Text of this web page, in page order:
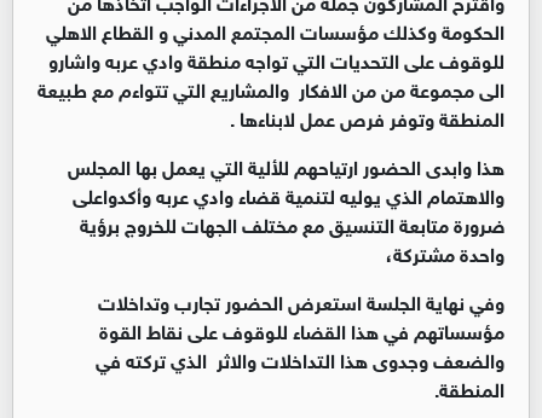
الحكومة وكذلك مؤسسات المجتمع المدني و القطاع الاهلي
للوقوف على التحديات التي تواجه منطقة وادي عربه واشارو
الى مجموعة من من الافكار والمشاريع التي تتواءم مع طبيعة
المنطقة وتوفر فرص عمل لابناءها .
هذا وابدى الحضور ارتياحهم للألية التي يعمل بها المجلس
والاهتمام الذي يوليه لتنمية قضاء وادي عربه وأكدواعلى
ضرورة متابعة التنسيق مع مختلف الجهات للخروج برؤية
واحدة مشتركة،
وفي نهاية الجلسة استعرض الحضور تجارب وتداخلات
مؤسساتهم في هذا القضاء للوقوف على نقاط القوة
والضعف وجدوى هذا التداخلات والاثر الذي تركته في
المنطقة.